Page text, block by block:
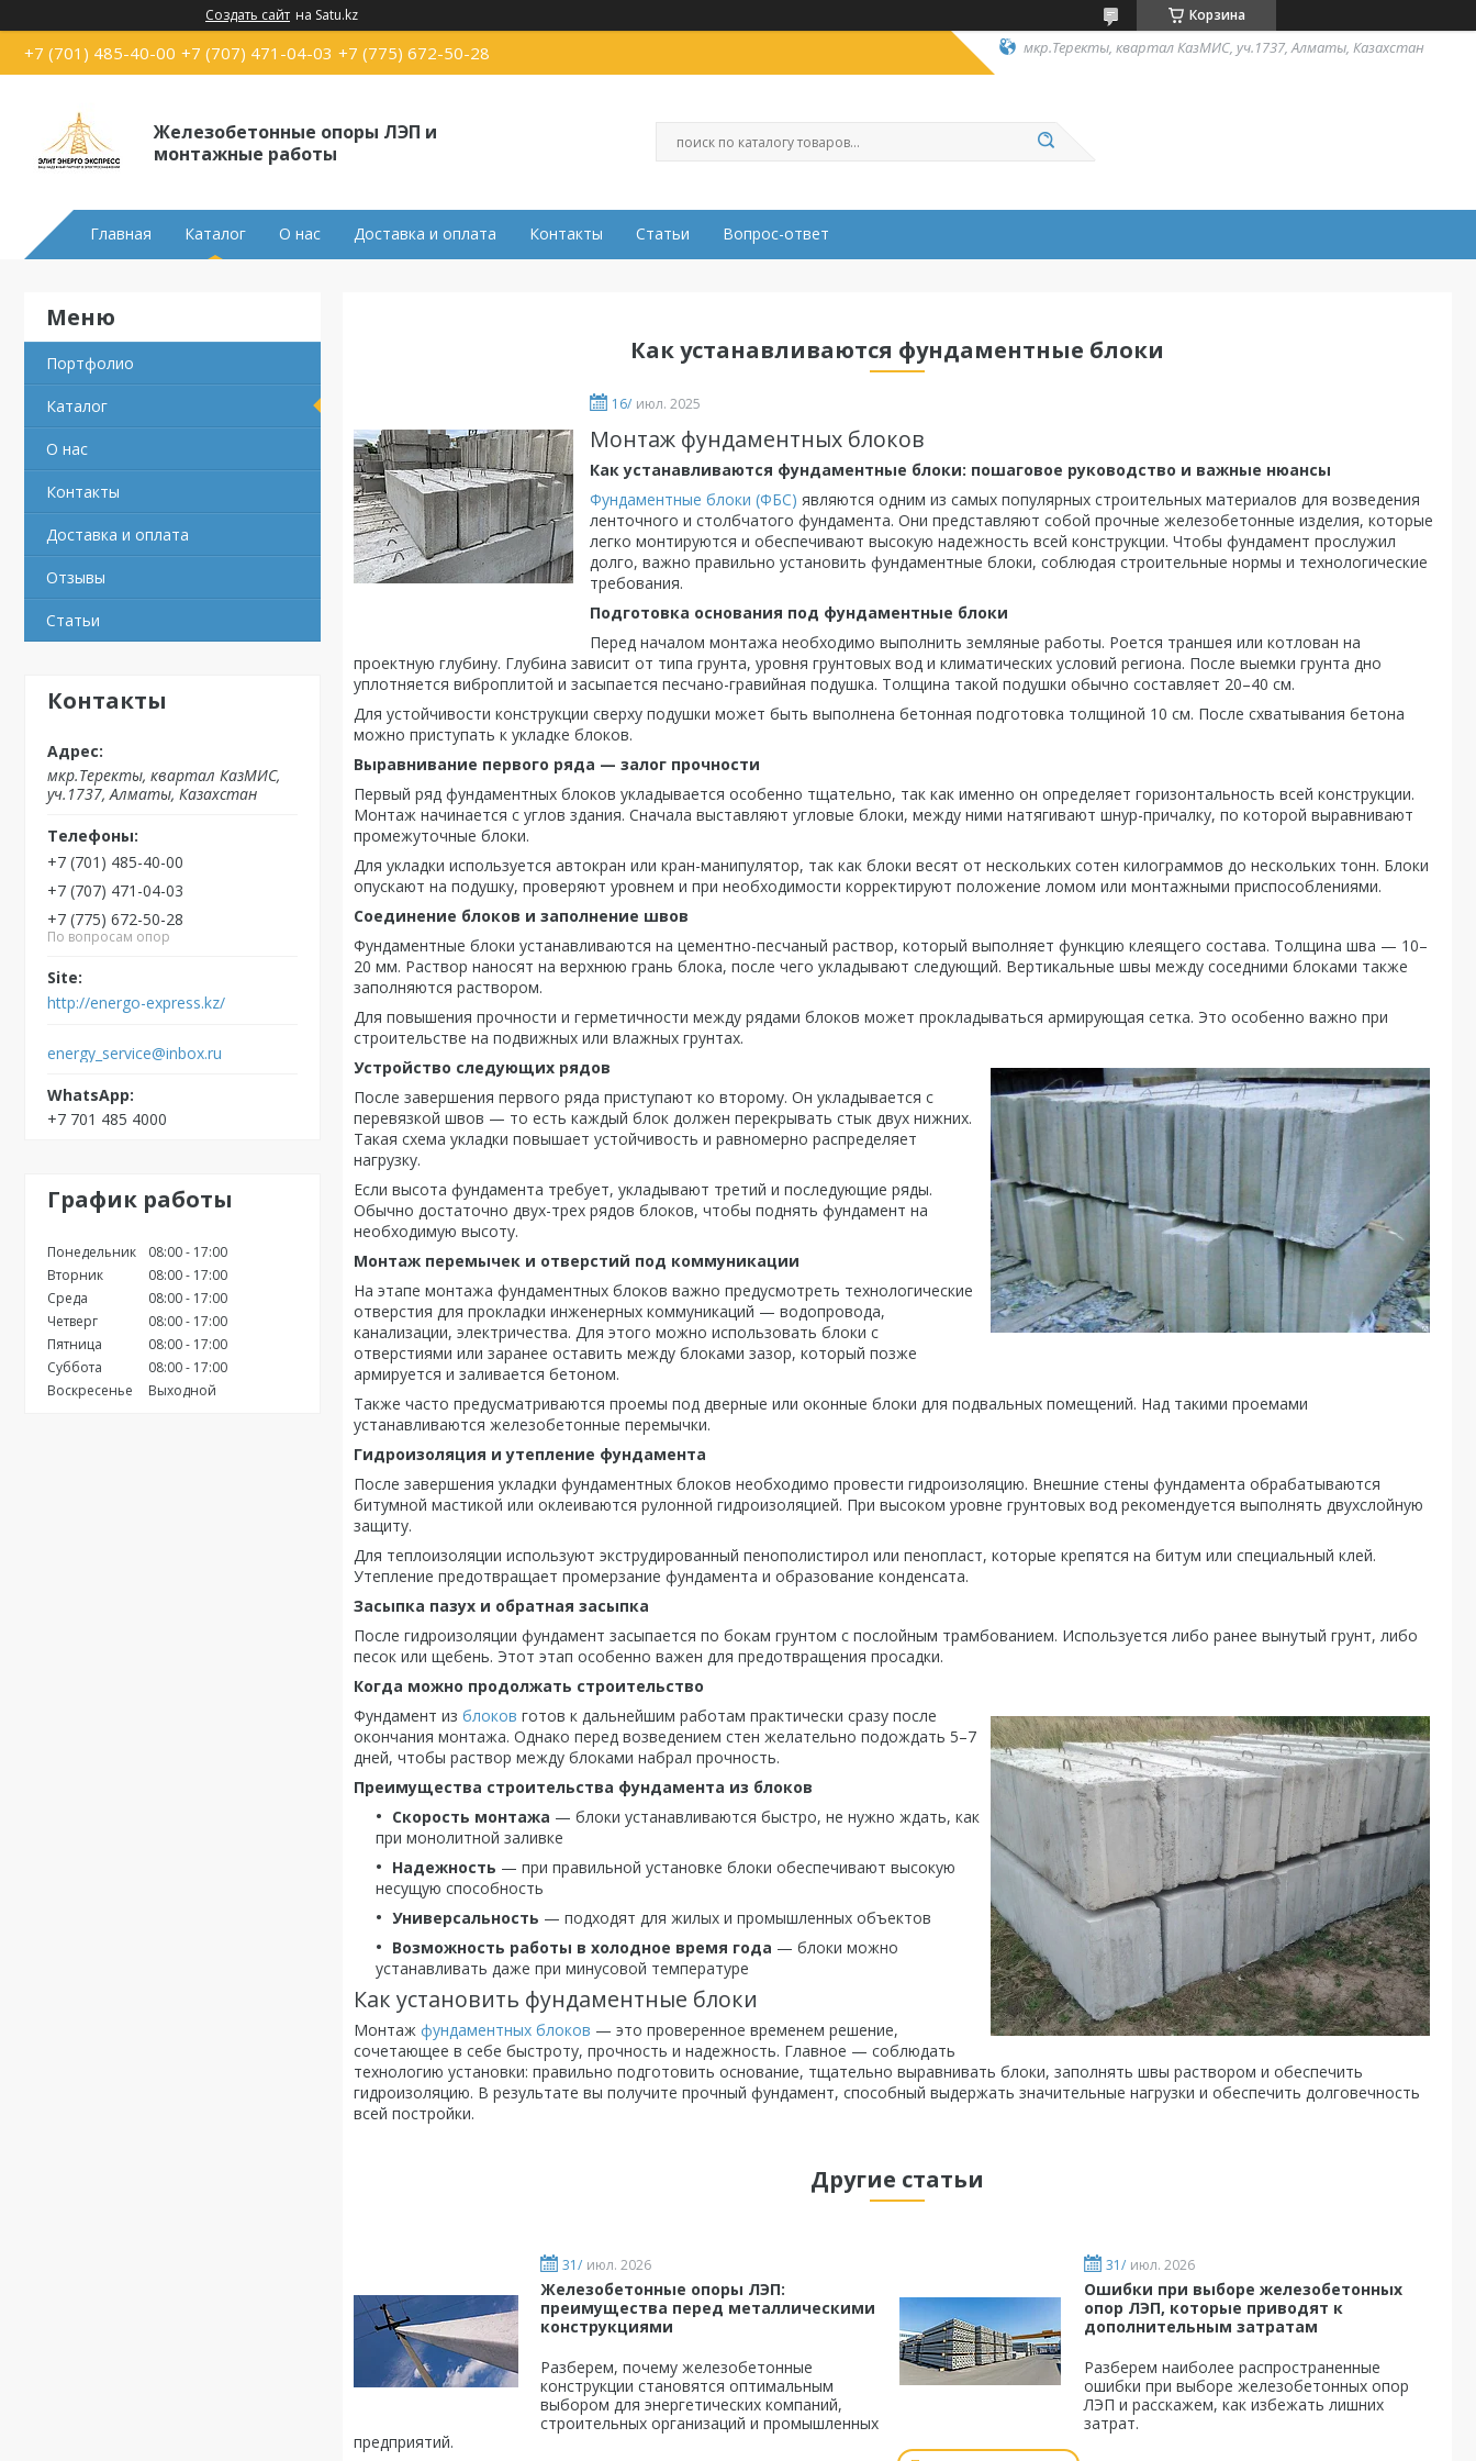
Создать сайт на Satu.kz Корзина
+7 (701) 485-40-00 +7 (707) 471-04-03 +7 (775) 672-50-28 мкр.Теректы, квартал КазМИС, уч.1737, Алматы, Казахстан
Железобетонные опоры ЛЭП и
монтажные работы
Главная Каталог О нас Доставка и оплата Контакты Статьи Вопрос-ответ
Портфолио
Каталог
О нас
Контакты
Доставка и оплата
Отзывы
Статьи
Контакты
мкр.Теректы, квартал КазМИС,
уч.1737, Алматы, Казахстан
+7 (701) 485-40-00
+7 (707) 471-04-03
+7 (775) 672-50-28
По вопросам опор
http://energo-express.kz/
energy_service@inbox.ru
+7 701 485 4000
График работы
Понедельник 08:00
17:00
Вторник
08:00
17:00
Среда
08:00
17:00
Четверг
08:00
17:00
Пятница
08:00
17:00
Суббота
08:00
17:00
Воскресенье
Выходной
Как устанавливаются фундаментные блоки
16/ июл. 2025
Монтаж фундаментных блоков
Как устанавливаются фундаментные блоки: пошаговое руководство и важные нюансы
Фундаментные блоки (ФБС) являются одним из самых популярных строительных материалов для возведения
ленточного и столбчатого фундамента. Они представляют собой прочные железобетонные изделия, которые
легко монтируются и обеспечивают высокую надежность всей конструкции. Чтобы фундамент прослужил
долго, важно правильно установить фундаментные блоки, соблюдая строительные нормы и технологические
требования.
Подготовка основания под фундаментные блоки
Перед началом монтажа необходимо выполнить земляные работы. Роется траншея или котлован на
проектную глубину. Глубина зависит от типа грунта, уровня грунтовых вод и климатических условий региона. После выемки грунта дно
уплотняется виброплитой и засыпается песчано-гравийная подушка. Толщина такой подушки обычно составляет 20–40 см.
Для устойчивости конструкции сверху подушки может быть выполнена бетонная подготовка толщиной 10 см. После схватывания бетона
можно приступать к укладке блоков.
Выравнивание первого ряда — залог прочности
Первый ряд фундаментных блоков укладывается особенно тщательно, так как именно он определяет горизонтальность всей конструкции.
Монтаж начинается с углов здания. Сначала выставляют угловые блоки, между ними натягивают шнур-причалку, по которой выравнивают
промежуточные блоки.
Для укладки используется автокран или кран-манипулятор, так как блоки весят от нескольких сотен килограммов до нескольких тонн. Блоки
опускают на подушку, проверяют уровнем и при необходимости корректируют положение ломом или монтажными приспособлениями.
Соединение блоков и заполнение швов
Фундаментные блоки устанавливаются на цементно-песчаный раствор, который выполняет функцию клеящего состава. Толщина шва — 10–
20 мм. Раствор наносят на верхнюю грань блока, после чего укладывают следующий. Вертикальные швы между соседними блоками также
заполняются раствором.
Для повышения прочности и герметичности между рядами блоков может прокладываться армирующая сетка. Это особенно важно при
строительстве на подвижных или влажных грунтах.
Устройство следующих рядов
После завершения первого ряда приступают ко второму. Он укладывается с
перевязкой швов — то есть каждый блок должен перекрывать стык двух нижних.
Такая схема укладки повышает устойчивость и равномерно распределяет
нагрузку.
Если высота фундамента требует, укладывают третий и последующие ряды.
Обычно достаточно двух-трех рядов блоков, чтобы поднять фундамент на
необходимую высоту.
Монтаж перемычек и отверстий под коммуникации
На этапе монтажа фундаментных блоков важно предусмотреть технологические
отверстия для прокладки инженерных коммуникаций — водопровода,
канализации, электричества. Для этого можно использовать блоки с
отверстиями или заранее оставить между блоками зазор, который позже
армируется и заливается бетоном.
Также часто предусматриваются проемы под дверные или оконные блоки для подвальных помещений. Над такими проемами
устанавливаются железобетонные перемычки.
Гидроизоляция и утепление фундамента
После завершения укладки фундаментных блоков необходимо провести гидроизоляцию. Внешние стены фундамента обрабатываются
битумной мастикой или оклеиваются рулонной гидроизоляцией. При высоком уровне грунтовых вод рекомендуется выполнять двухслойную
защиту.
Для теплоизоляции используют экструдированный пенополистирол или пенопласт, которые крепятся на битум или специальный клей.
Утепление предотвращает промерзание фундамента и образование конденсата.
Засыпка пазух и обратная засыпка
После гидроизоляции фундамент засыпается по бокам грунтом с послойным трамбованием. Используется либо ранее вынутый грунт, либо
песок или щебень. Этот этап особенно важен для предотвращения просадки.
Когда можно продолжать строительство
Фундамент из блоков готов к дальнейшим работам практически сразу после
окончания монтажа. Однако перед возведением стен желательно подождать 5–7
дней, чтобы раствор между блоками набрал прочность.
Преимущества строительства фундамента из блоков
Скорость монтажа — блоки устанавливаются быстро, не нужно ждать, как
при монолитной заливке
Надежность — при правильной установке блоки обеспечивают высокую
несущую способность
Универсальность — подходят для жилых и промышленных объектов
Возможность работы в холодное время года — блоки можно
устанавливать даже при минусовой температуре
Как установить фундаментные блоки
Монтаж фундаментных блоков — это проверенное временем решение,
сочетающее в себе быстроту, прочность и надежность. Главное — соблюдать
технологию установки: правильно подготовить основание, тщательно выравнивать блоки, заполнять швы раствором и обеспечить
гидроизоляцию. В результате вы получите прочный фундамент, способный выдержать значительные нагрузки и обеспечить долговечность
всей постройки.
Другие статьи
31/ июл. 2026
Железобетонные опоры ЛЭП:
преимущества перед металлическими
конструкциями
Разберем, почему железобетонные
конструкции становятся оптимальным
выбором для энергетических компаний,
строительных организаций и промышленных
предприятий.
31/ июл. 2026
Ошибки при выборе железобетонных
опор ЛЭП, которые приводят к
дополнительным затратам
Разберем наиболее распространенные
ошибки при выборе железобетонных опор
ЛЭП и расскажем, как избежать лишних
затрат.